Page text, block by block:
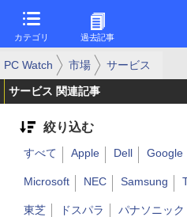
カテゴリ 過去記事
PC Watch 市場 サービス
サービス 関連記事
絞り込む
すべて Apple Dell Google
Microsoft NEC Samsung
東芝 ドスパラ パナソニック